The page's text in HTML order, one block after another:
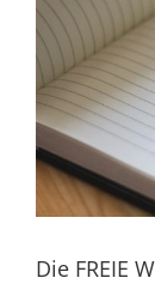
Die FREIE